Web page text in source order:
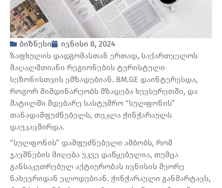
ბიზნესი
ივნისი 8, 2024
ზაფხულის დადგომასთან ერთად, საქართველოს
მაღალმთიანი რეგიონების ტურისტული
სეზონისთვის ემზადებიან. BM.GE დაინტერესდა,
როგორ მიმდინარეობს მზადება ხევსურეთში, და
შატილში მდებარე სასტუმრო “სულფონის”
თანადამფუძნებელს, თეკლა ჭინჭარაულს
დაუკავშირდა.
“სულფონის” დამფუძნებელი ამბობს, რომ
ჯავშნების მიღება უკვე დაწყებულია, თუმცა
განსაკუთრებულ აქტიურობას ივნისის მეორე
ნახევრიდან ელოდებიან. ჭინჭარაული განმარტავს,